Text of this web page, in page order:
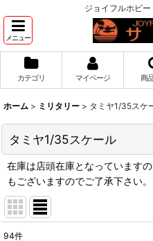
ジョイフルホビ
メニュー
カテゴリ マイページ 商
ホーム > ミリタリー > タミヤ1/35スケ
タミヤ1/35スケール
在庫は店頭在庫となっています
もございますのでご了承下さい。
94件